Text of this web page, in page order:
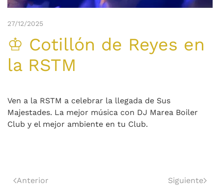
27/12/2025
♔ Cotillón de Reyes en
la RSTM
Ven a la RSTM a celebrar la llegada de Sus
Majestades. La mejor música con DJ Marea Boiler
Club y el mejor ambiente en tu Club.
Anterior Siguiente